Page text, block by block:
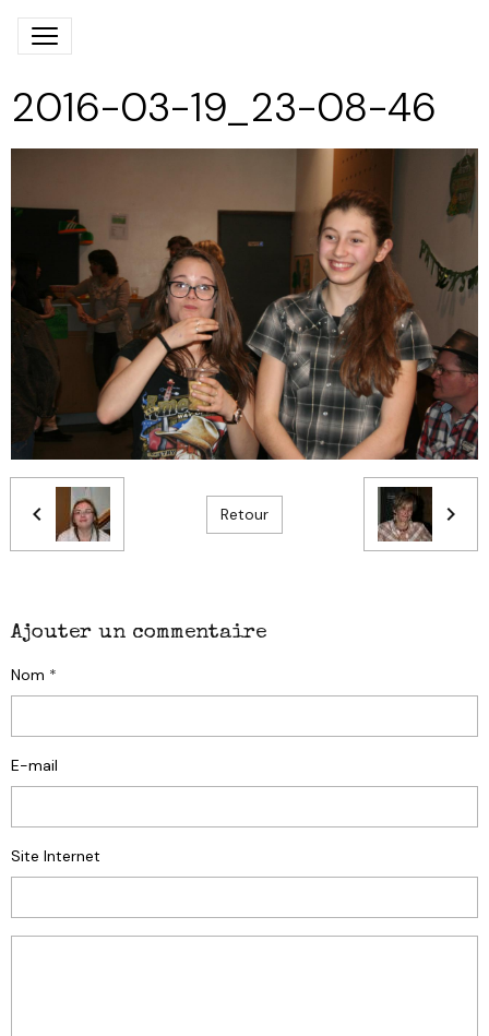
2016-03-19_23-08-46
Retour
Ajouter un commentaire
Nom
E-mail
Site Internet